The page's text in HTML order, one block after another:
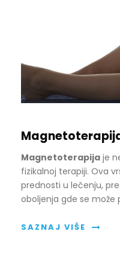
Magnetoterapija je
fizikalnoj terapiji. Ova
prednosti u lečenju,
oboljenja gde se može
SAZNAJ VIŠE